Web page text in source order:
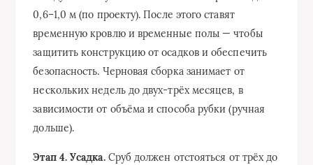
0,6–1,0 м (по проекту). После этого ставят
временную кровлю и временные полы — чтобы
защитить конструкцию от осадков и обеспечить
безопасность. Черновая сборка занимает от
нескольких недель до двух-трёх месяцев, в
зависимости от объёма и способа рубки (ручная
дольше).
Этап 4. Усадка.Сруб должен отстояться от трёх до